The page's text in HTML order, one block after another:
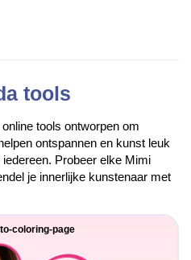
tools
tools ontworpen om
ontspannen en kunst leuk
Probeer elke Mimi
je innerlijke kunstenaar met
coloring-page